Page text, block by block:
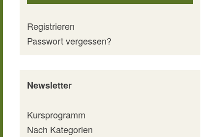
Registrieren
Passwort vergessen?
Newsletter
Kursprogramm
Nach Kategorien